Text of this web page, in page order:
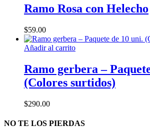
múltiples
opciones
elegir
en
la
Ramo Rosa con Helecho
$59.00
Añadir al carrito
Ramo gerbera –
(Colores surtidos)
$290.00
NO TE LOS PIERDAS